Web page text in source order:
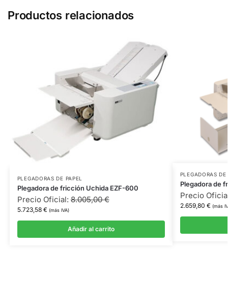
Productos relacionados
PLEGADORAS DE PAPEL
Plegadora de fricción Uchida EZF-600
Precio Oficial:8.005,00€
5.723,58 € (más IVA)
Añadir al carrito
PLEGADORAS DE
Plegadora de
Precio
2.659,80 € (más